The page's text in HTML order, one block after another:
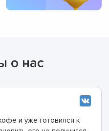
о нас
и уже готовился к